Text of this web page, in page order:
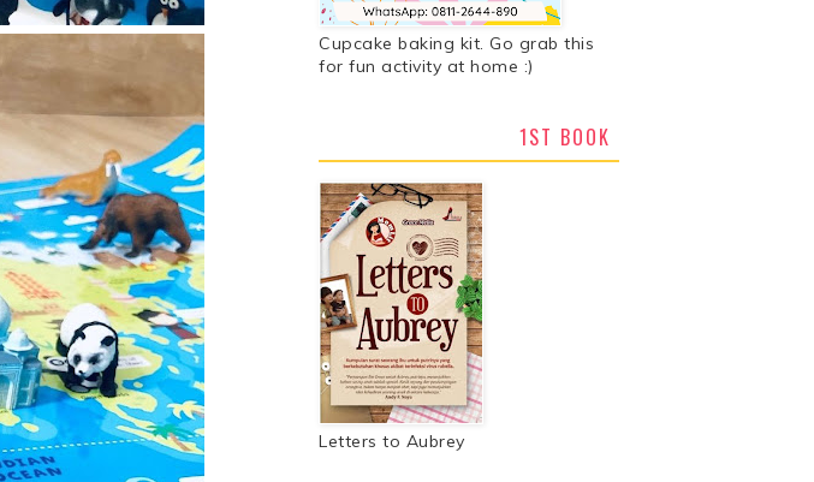
Cupcake baking kit. Go grab this
for fun activity at home :)
1ST BOOK
Letters to Aubrey